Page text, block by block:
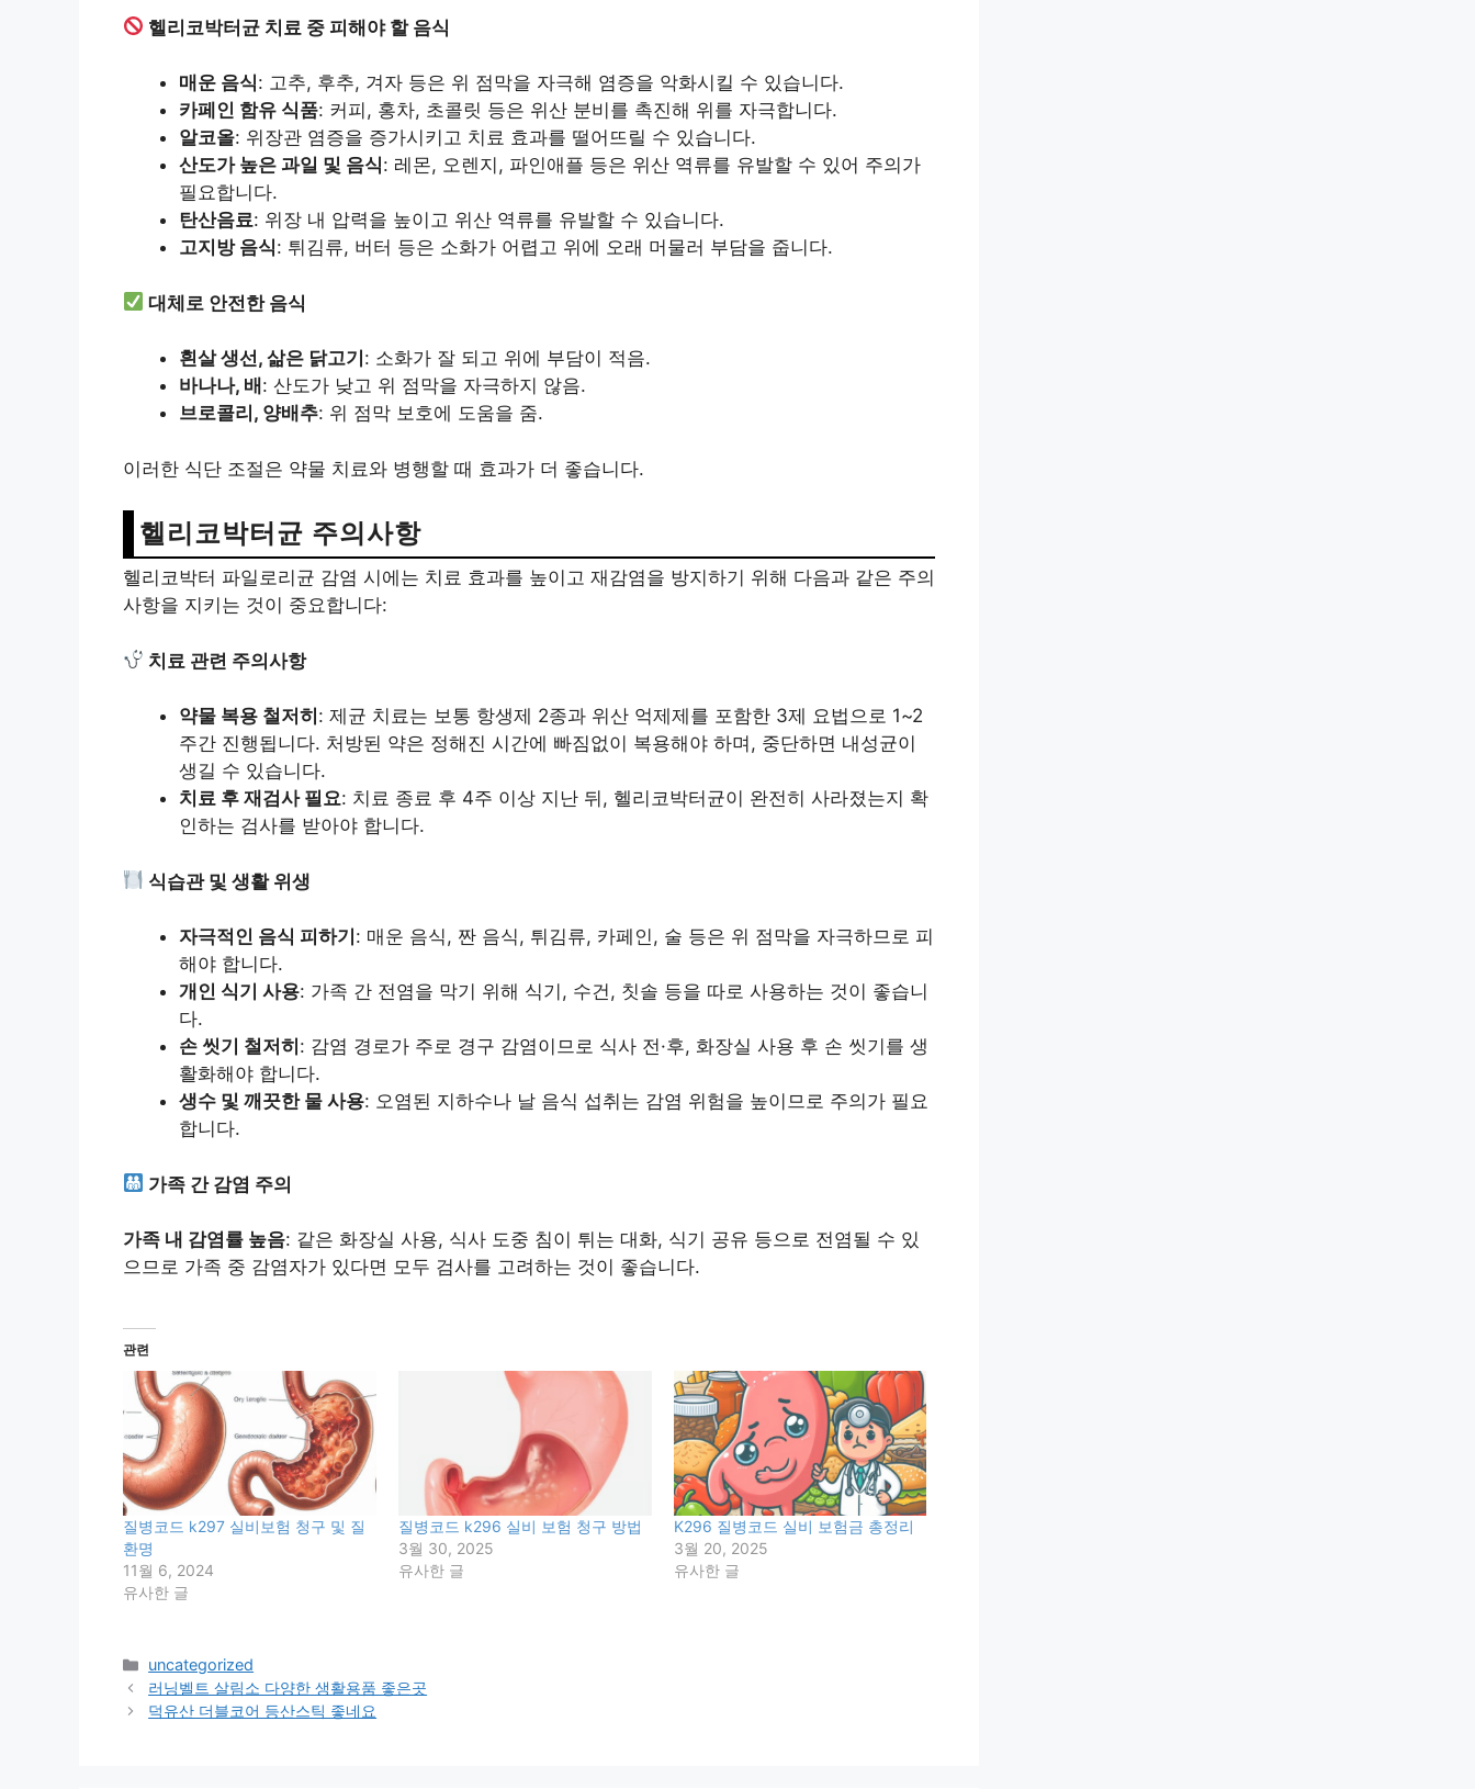
헬리코박터균 치료 중 피해야 할 음식
매운 음식: 고추, 후추, 겨자 등은 위 점막을 자극해 염증을 악화시킬 수 있습니다.
카페인 함유 식품: 커피, 홍차, 초콜릿 등은 위산 분비를 촉진해 위를 자극합니다.
알코올: 위장관 염증을 증가시키고 치료 효과를 떨어뜨릴 수 있습니다.
산도가 높은 과일 및 음식: 레몬, 오렌지, 파인애플 등은 위산 역류를 유발할 수 있어 주의가
필요합니다.
탄산음료: 위장 내 압력을 높이고 위산 역류를 유발할 수 있습니다.
고지방 음식: 튀김류, 버터 등은 소화가 어렵고 위에 오래 머물러 부담을 줍니다.
대체로 안전한 음식
흰살 생선, 삶은 닭고기 : 소화가 잘 되고 위에 부담이 적음.
바나나, 배 : 산도가 낮고 위 점막을 자극하지 않음.
브로콜리, 양배추: 위 점막 보호에 도움을 줌.
이러한 식단 조절은 약물 치료와 병행할 때 효과가 더 좋습니다.
헬리코박터균 주의사항
헬리코박터 파일로리균 감염 시에는 치료 효과를 높이고 재감염을 방지하기 위해 다음과 같은 주의
사항을 지키는 것이 중요합니다:
치료 관련 주의사항
약물 복용 철저히 : 제균 치료는 보통 항생제 2종과 위산 억제제를 포함한 3제 요법으로 1~2
주간 진행됩니다. 처방된 약은 정해진 시간에 빠짐없이 복용해야 하며, 중단하면 내성균이
생길 수 있습니다.
치료 후 재검사 필요: 치료 종료 후 4주 이상 지난 뒤, 헬리코박터균이 완전히 사라졌는지 확
인하는 검사를 받아야 합니다.
식습관 및 생활 위생
자극적인 음식 피하기 : 매운 음식, 짠 음식, 튀김류, 카페인, 술 등은 위 점막을 자극하므로 피
해야 합니다.
개인 식기 사용: 가족 간 전염을 막기 위해 식기, 수건, 칫솔 등을 따로 사용하는 것이 좋습니
다.
손 씻기 철저히 : 감염 경로가 주로 경구 감염이므로 식사 전·후, 화장실 사용 후 손 씻기를 생
활화해야 합니다.
생수 및 깨끗한 물 사용: 오염된 지하수나 날 음식 섭취는 감염 위험을 높이므로 주의가 필요
합니다.
가족 간 감염 주의
가족 내 감염률 높음: 같은 화장실 사용, 식사 도중 침이 튀는 대화, 식기 공유 등으로 전염될 수 있
으므로 가족 중 감염자가 있다면 모두 검사를 고려하는 것이 좋습니다.
관련
질병코드 k297 실비보험 청구 및 질
환명
11월 6, 2024
유사한 글
질병코드 k296 실비 보험 청구 방법
3월 30, 2025
유사한 글
K296 질병코드 실비 보험금 총정리
3월 20, 2025
유사한 글
카
테
고
uncategorized
러닝벨트 살림소 다양한 생활용품 좋은곳
덕유산 더블코어 등산스틱 좋네요